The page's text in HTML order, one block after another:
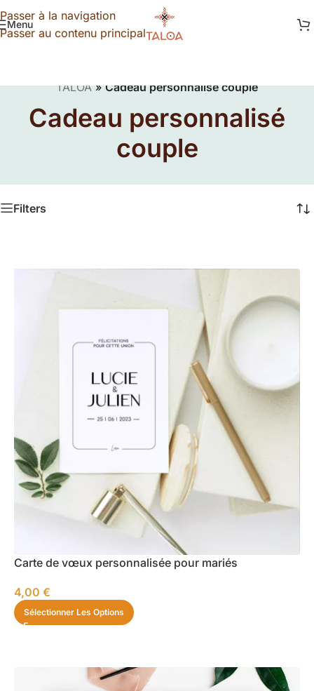
Passer à la navigation
Passer au contenu principal
Menu
TALOA»Cadeau personnalisé couple
Cadeau personnalisé
couple
Filters
Carte de vœux personnalisée pour mariés
4,00 €
Sélectionner Les Options